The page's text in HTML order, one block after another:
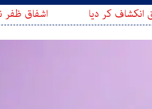
اشفاق ظفر نے ایل اے-32 کے انتخابی نتائج مسترد کر دیے، دھاندلی کے الزامات، قانونی جنگ لڑنے کا اعلان